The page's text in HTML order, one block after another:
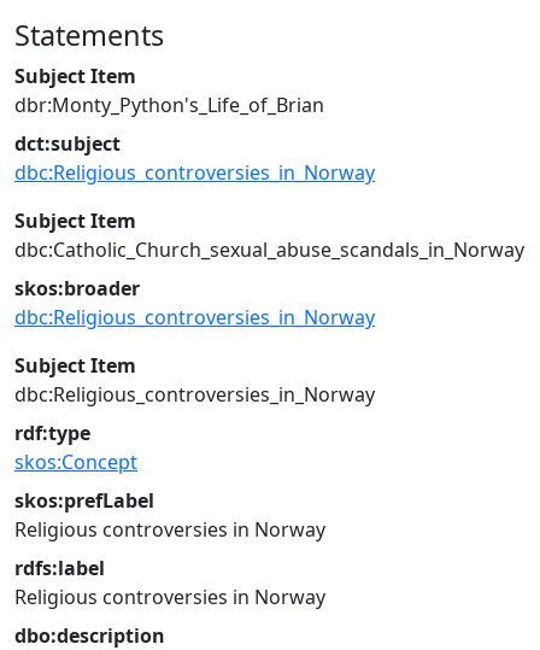
Statements
Subject Item
dbr:Monty_Python's_Life_of_Brian
dct:subject
dbc:Religious_controversies_in_Norway
Subject Item
dbc:Catholic_Church_sexual_abuse_scandals_in_Norway
skos:broader
dbc:Religious_controversies_in_Norway
Subject Item
dbc:Religious_controversies_in_Norway
rdf:type
skos:Concept
skos:prefLabel
Religious controversies in Norway
rdfs:label
Religious controversies in Norway
dbo:description